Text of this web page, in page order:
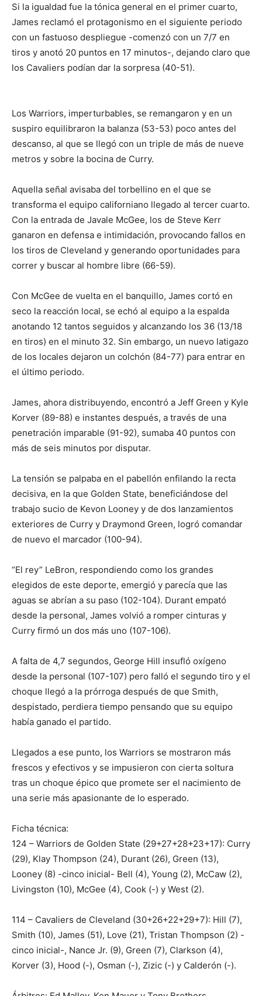
Si la igualdad fue la tónica general en el primer cuarto,
James reclamó el protagonismo en el siguiente periodo
con un fastuoso despliegue -comenzó con un 7/7 en
tiros y anotó 20 puntos en 17 minutos-, dejando claro que
los Cavaliers podían dar la sorpresa (40-51).
Los Warriors, imperturbables, se remangaron y en un
suspiro equilibraron la balanza (53-53) poco antes del
descanso, al que se llegó con un triple de más de nueve
metros y sobre la bocina de Curry.
Aquella señal avisaba del torbellino en el que se
transforma el equipo californiano llegado al tercer cuarto.
Con la entrada de Javale McGee, los de Steve Kerr
ganaron en defensa e intimidación, provocando fallos en
los tiros de Cleveland y generando oportunidades para
correr y buscar al hombre libre (66-59).
Con McGee de vuelta en el banquillo, James cortó en
seco la reacción local, se echó al equipo a la espalda
anotando 12 tantos seguidos y alcanzando los 36 (13/18
en tiros) en el minuto 32. Sin embargo, un nuevo latigazo
de los locales dejaron un colchón (84-77) para entrar en
el último periodo.
James, ahora distribuyendo, encontró a Jeff Green y Kyle
Korver (89-88) e instantes después, a través de una
penetración imparable (91-92), sumaba 40 puntos con
más de seis minutos por disputar.
La tensión se palpaba en el pabellón enfilando la recta
decisiva, en la que Golden State, beneficiándose del
trabajo sucio de Kevon Looney y de dos lanzamientos
exteriores de Curry y Draymond Green, logró comandar
de nuevo el marcador (100-94).
“El rey” LeBron, respondiendo como los grandes
elegidos de este deporte, emergió y parecía que las
aguas se abrían a su paso (102-104). Durant empató
desde la personal, James volvió a romper cinturas y
Curry firmó un dos más uno (107-106).
A falta de 4,7 segundos, George Hill insufló oxígeno
desde la personal (107-107) pero falló el segundo tiro y el
choque llegó a la prórroga después de que Smith,
despistado, perdiera tiempo pensando que su equipo
había ganado el partido.
Llegados a ese punto, los Warriors se mostraron más
frescos y efectivos y se impusieron con cierta soltura
tras un choque épico que promete ser el nacimiento de
una serie más apasionante de lo esperado.
Ficha técnica:
124 – Warriors de Golden State (29+27+28+23+17): Curry
(29), Klay Thompson (24), Durant (26), Green (13),
Looney (8) -cinco inicial- Bell (4), Young (2), McCaw (2),
Livingston (10), McGee (4), Cook (-) y West (2).
114 – Cavaliers de Cleveland (30+26+22+29+7): Hill (7),
Smith (10), James (51), Love (21), Tristan Thompson (2) -
cinco inicial-, Nance Jr. (9), Green (7), Clarkson (4),
Korver (3), Hood (-), Osman (-), Zizic (-) y Calderón (-).